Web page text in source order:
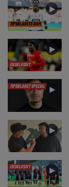
TIPSBLADETS DOM
►
EKSKLUSIVT
►
TIPSBLADET SPECIAL ►
►
EKSKLUSIVT ►